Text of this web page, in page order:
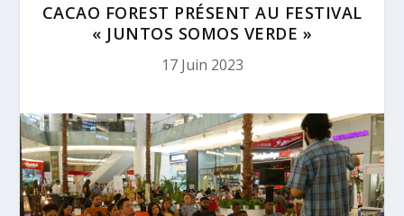
CACAO FOREST PRÉSENT AU FESTIVAL
« JUNTOS SOMOS VERDE »
17 Juin 2023